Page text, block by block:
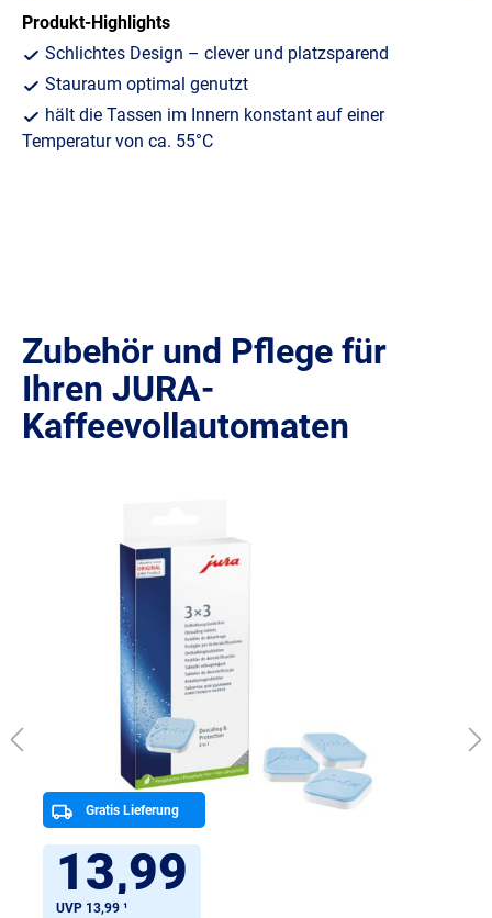
Produkt-Highlights
Schlichtes Design – clever und platzsparend
Stauraum optimal genutzt
hält die Tassen im Innern konstant auf einer
Temperatur von ca. 55°C
Zubehör und Pflege für
Ihren JURA-
Kaffeevollautomaten
Gratis Lieferung
13,99
UVP 13,99 ¹